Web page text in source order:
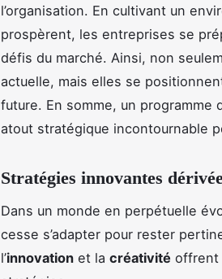
l’organisation. En cultivant un
prospèrent, les entreprises se
défis du marché. Ainsi, non
actuelle, mais elles se
future. En somme, un
atout stratégique incontournable
Stratégies innovantes
Dans un monde en perpétuelle
cesse s’adapter pour rester
l’innovation et la créativité offrent